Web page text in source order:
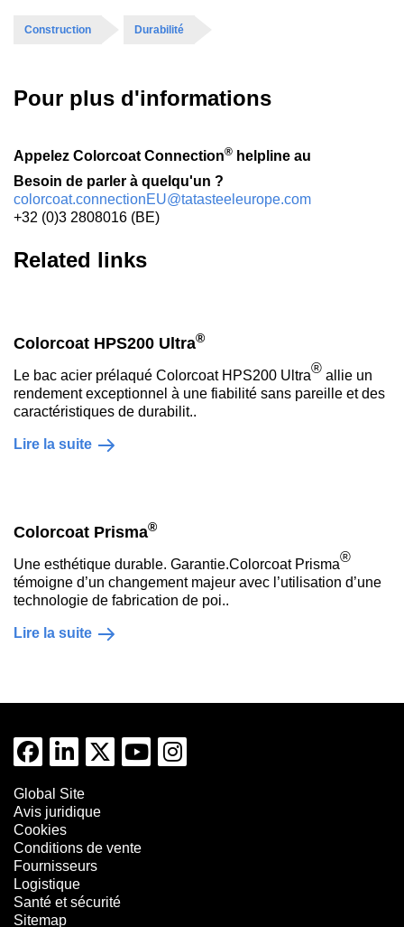
Construction Durabilité
Pour plus d'informations
Appelez Colorcoat Connection® helpline au
Besoin de parler à quelqu'un ?
colorcoat.connectionEU@tatasteeleurope.com
+32 (0)3 2808016 (BE)
Related links
Colorcoat HPS200 Ultra®
Le bac acier prélaqué Colorcoat HPS200 Ultra® allie un
rendement exceptionnel à une fiabilité sans pareille et des
caractéristiques de durabilit..
Lire la suite
Colorcoat Prisma®
Une esthétique durable. Garantie.Colorcoat Prisma®
témoigne d’un changement majeur avec l’utilisation d’une
technologie de fabrication de poi..
Lire la suite
Global Site
Avis juridique
Cookies
Conditions de vente
Fournisseurs
Logistique
Santé et sécurité
Sitemap